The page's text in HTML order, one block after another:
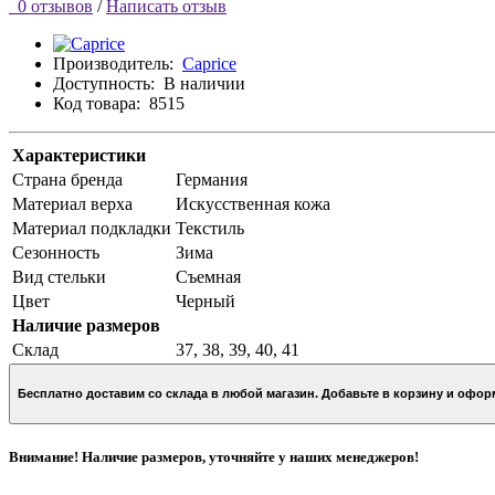
0 отзывов / Написать отзыв
Производитель: Caprice
Доступность: В наличии
Код товара: 8515
Характеристики
Страна бренда
Германия
Материал верха
Искусственная кожа
Материал подкладки Текстиль
Сезонность
Зима
Вид стельки
Съемная
Цвет
Черный
Наличие размеров
Склад
37, 38, 39, 40, 41
Бесплатно доставим со склада в любой магазин. Добавьте в
Внимание! Наличие размеров, уточняйте у наших менеджеров!